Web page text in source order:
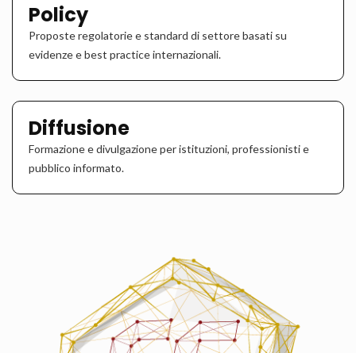
Policy
Proposte regolatorie e standard di settore basati su
evidenze e best practice internazionali.
Diffusione
Formazione e divulgazione per istituzioni, professionisti e
pubblico informato.